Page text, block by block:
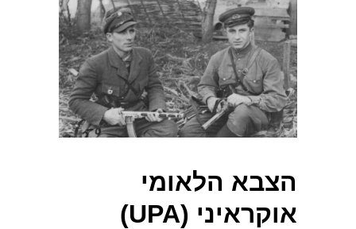
הצבא הלאומי
אוקראיני (UPA)